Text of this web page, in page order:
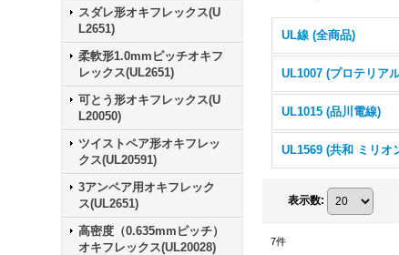
スダレ形オキフレックス(U
L2651)
柔軟形1.0mmピッチオキフ
レックス(UL2651)
可とう形オキフレックス(U
L20050)
ツイストペア形オキフレッ
クス(UL20591)
3アンペア用オキフレック
ス(UL2651)
高密度（0.635mmピッチ）
オキフレックス(UL20028)
UL線 (全商品)
UL1015 (品川電線)
UL1569 (共和 ミリオ
表示数:
7件